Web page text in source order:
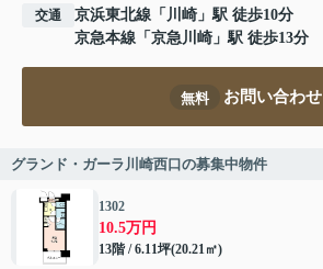
交通 京浜東北線 「 川崎 」駅 徒歩10分
京急本線 「 京急川崎 」駅 徒歩13分
無料 お問い合わせ
グランド・ガーラ川崎西口の募集中物件
1302
10.5万円
13階 / 6.11坪(20.21㎡)